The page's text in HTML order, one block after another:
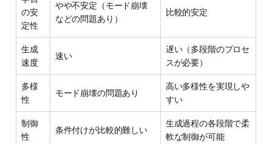
の安
定性
やや不安定（モード崩壊
などの問題あり）
比較的安定
生成
速度
速い
遅い（多段階のプロセ
スが必要）
多様
性
モード崩壊の問題あり
高い多様性を実現しや
すい
制御
性
条件付けが比較的難しい
生成過程の各段階で柔
軟な制御が可能